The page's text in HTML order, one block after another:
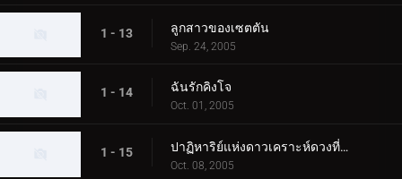
1 - 13 ลูกสาวของเซตตัน
Sep. 24, 2005
1 - 14 ฉันรักคิงโจ
Oct. 01, 2005
1 - 15 ปาฏิหาริย์แห่งดาวเคราะห์ดวงที่สาม
Oct. 08, 2005